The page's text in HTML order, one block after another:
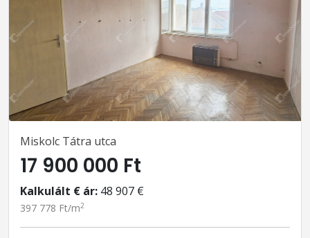
Miskolc Tátra utca
17 900 000 Ft
Kalkulált € ár: 48 907 €
397 778 Ft/m2